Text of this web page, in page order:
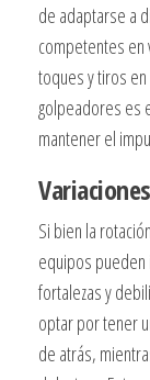
de adaptarse a
competentes en
toques y tiros
golpeadores es
mantener el
Si bien la
equipos
fortalezas y
optar por tener
de atrás,